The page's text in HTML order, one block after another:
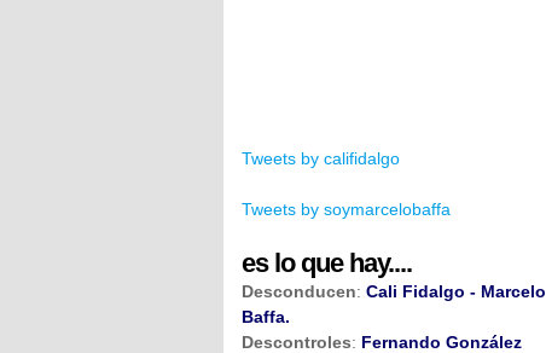
Tweets by califidalgo
Tweets by soymarcelobaffa
es lo que hay....
Desconducen: Cali Fidalgo - Marcelo
Baffa.
Descontroles: Fernando González